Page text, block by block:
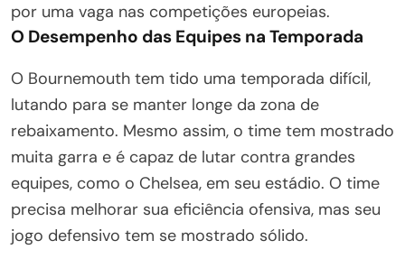
por uma vaga nas competições europeias.
O Desempenho das Equipes na Temporada
O Bournemouth tem tido uma temporada difícil,
lutando para se manter longe da zona de
rebaixamento. Mesmo assim, o time tem mostrado
muita garra e é capaz de lutar contra grandes
equipes, como o Chelsea, em seu estádio. O time
precisa melhorar sua eficiência ofensiva, mas seu
jogo defensivo tem se mostrado sólido.